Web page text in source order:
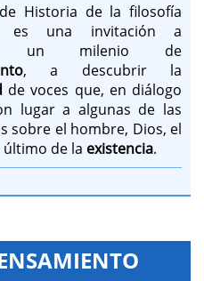
Historia de la filosofía
es una invitación a
un milenio de
, a descubrir la
de voces que, en diálogo
lugar a algunas de las
sobre el hombre, Dios, el
de la existencia.